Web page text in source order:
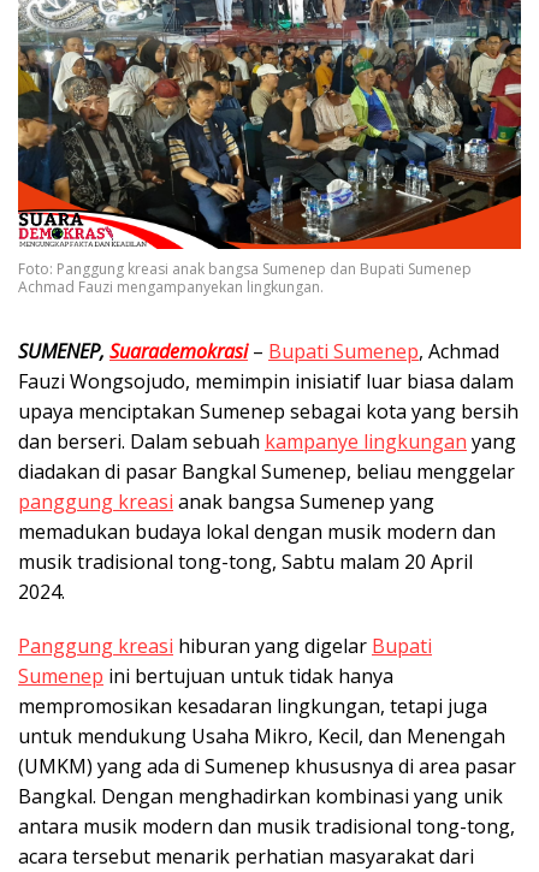
Foto: Panggung kreasi anak bangsa Sumenep dan Bupati Sumenep
Achmad Fauzi mengampanyekan lingkungan.
SUMENEP, Suarademokrasi– Bupati Sumenep, Achmad
Fauzi Wongsojudo, memimpin inisiatif luar biasa dalam
upaya menciptakan Sumenep sebagai kota yang bersih
dan berseri. Dalam sebuah kampanye lingkungan yang
diadakan di pasar Bangkal Sumenep, beliau menggelar
panggung kreasi anak bangsa Sumenep yang
memadukan budaya lokal dengan musik modern dan
musik tradisional tong-tong, Sabtu malam 20 April
2024.
Panggung kreasi hiburan yang digelar Bupati
Sumenep ini bertujuan untuk tidak hanya
mempromosikan kesadaran lingkungan, tetapi juga
untuk mendukung Usaha Mikro, Kecil, dan Menengah
(UMKM) yang ada di Sumenep khususnya di area pasar
Bangkal. Dengan menghadirkan kombinasi yang unik
antara musik modern dan musik tradisional tong-tong,
acara tersebut menarik perhatian masyarakat dari